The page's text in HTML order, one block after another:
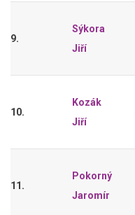
9.
Sýkora
Jiří
10.
Kozák
Jiří
11.
Pokorný
Jaromír